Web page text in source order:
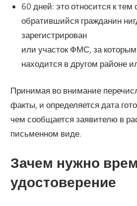
60 дней: это относится к тем
обратившийся гражданин
зарегистрирован
или участок ФМС, за которым
находится в другом районе
Принимая во внимание
факты, и определяется дата
чем сообщается заявителю в
письменном виде.
Зачем нужно
удостоверение